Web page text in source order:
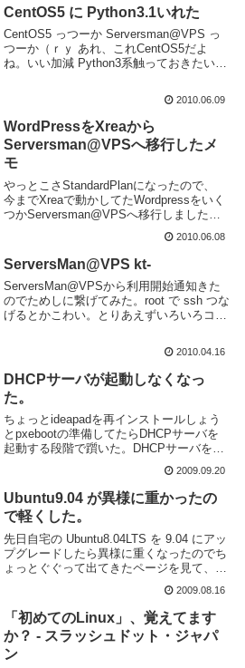
CentOS5 に Python3.1いれた
CentOS5 っつーか Serversman@VPS っ
つーか（ｒｙ あれ、これCentOS5だよ
ね。いい加減 Python3系触っておきたいな
は別のリポジトリ登録して云々やらないと
2010.06.09
WordPressをXreaから
Serversman@VPSへ移行したメ
モ
やっとこさStandardPlanになったので、
今までXreaで動かしてたWordpressをいく
つかServersman@VPSへ移行しました。
のメモ。VPSの設定ApacheとPHPと
MySQLが...
2010.06.08
ServersMan@VPS kt-
ServersMan@VPSから利用開始通知きた
のでためしに繋げてみた。root で ssh つな
げるとかこわい。とりあえずいろいろコマ
値とほぼ同じなのかな。IPv4とIPv6両方の
2010.04.16
DHCPサーバが起動しなくなっ
た。
ちょっとideapadを再インストールしょう
とpxebootの準備してたらDHCPサーバを
起動する段階で躓いた。DHCPサーバを起
動しないのだ。どうやら dhcp.conf の設定
がおかしいらしい...
2009.09.20
Ubuntu9.04 が異様に重かったの
で軽くした。
先日自宅の Ubuntu8.04LTS を 9.04 にアッ
プグレードしたら異様に重くなったのでち
ょっとぐぐって出てきたページを見て、使
ことは以下の3つAdministration ->
Synapti...
2009.08.16
「初めてのLinux」、覚えてます
か？ - スラッシュドット・ジャパ
ン